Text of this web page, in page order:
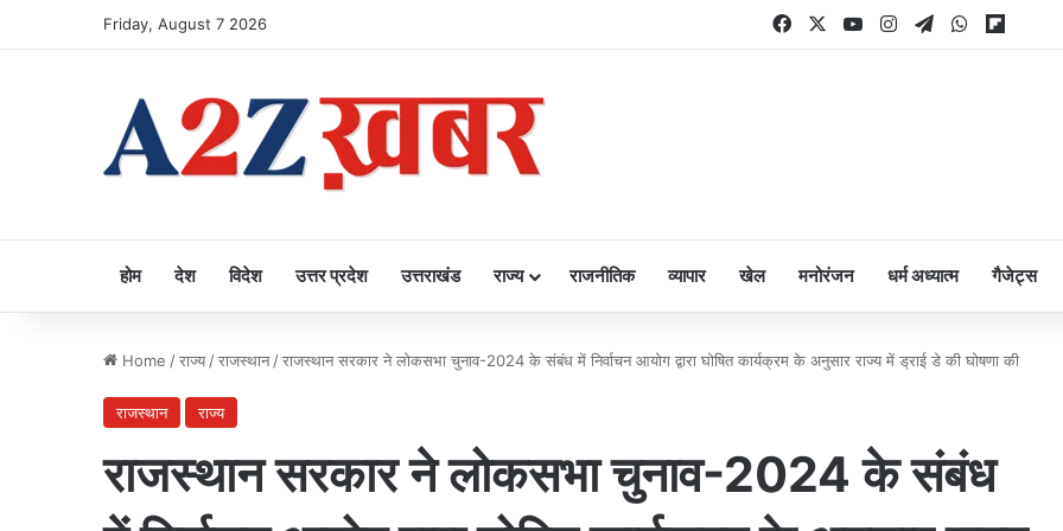
Friday, August 7 2026 FacebookYouTubeInstagram
TelegramWhatsApp
होम देश विदेश उत्तर प्रदेश उत्तराखंड राज्य राजनीतिक व्यापार खेल मनोरंजन धर्म अध्यात्म गैजेट्स
Home /राज्य /राजस्थान /राजस्थान सरकार ने लोकसभा चुनाव-2024 के संबंध में निर्वाचन आयोग द्वारा घोषित कार्यक्रम के अनुसार राज्य में ड्राई डे की घोषणा की
राजस्थान राज्य
राजस्थान सरकार ने लोकसभा चुनाव-2024 के संबंध